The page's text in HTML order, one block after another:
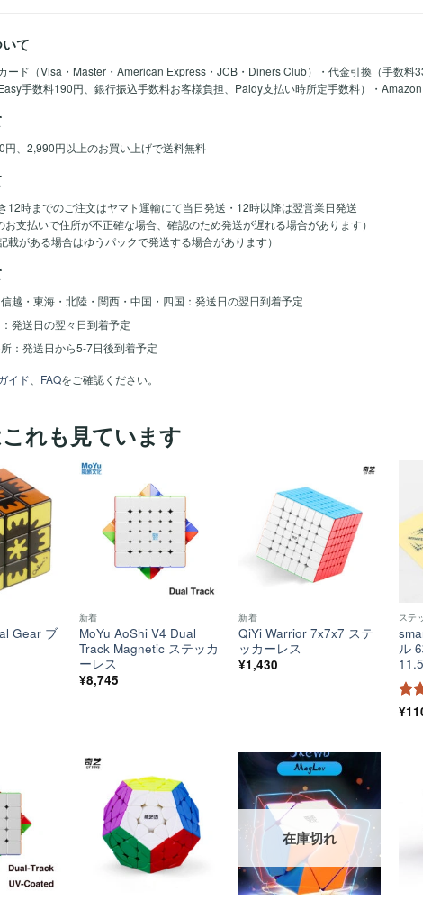
て
ード（Visa・Master・American Express・JCB・Diners Club）・代金引換（手数
手数料190円、銀行振込手数料お客様負担、Paidy支払い時所定手数料）・Amazon
円、2,990円以上のお買い上げで送料無料
12時までのご注文はヤマト運輸にて当日発送・12時以降は翌営業日発送
お支払いで住所が不正確な場合、確認のため発送が遅れる場合があります）
載がある場合はゆうパックで発送する場合があります）
越・東海・北陸・関西・中国・四国：発送日の翌日到着予定
発送日の翌々日到着予定
：発送日から5-7日後到着予定
イド FAQをご確認ください。
れも見ています
ほし
い！
Gear ブ
い！
新着
MoYu AoShi V4 Dual
Track Magnetic ステッカ
ーレス
¥8,745
ほし
い！
新着
QiYi Warrior 7x7x7 ステ
ッカーレス
¥1,430
ステ
ル
5段
¥
ほし
い！
ほし
い！
在庫切れ